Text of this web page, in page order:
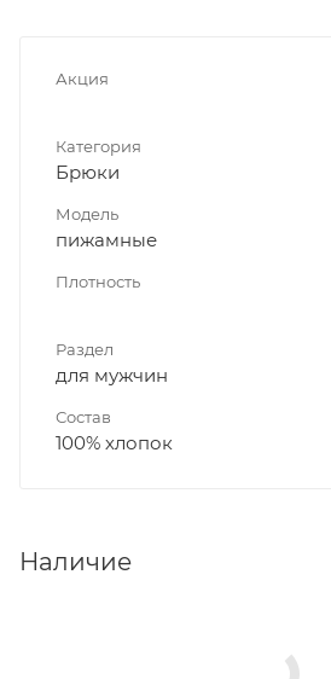
Акция
Категория
Брюки
Модель
пижамные
Плотность
Раздел
для мужчин
Состав
100% хлопок
Наличие